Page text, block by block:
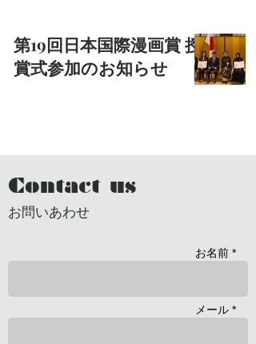
第19回日本国際漫画賞 授
賞式参加のお知らせ
Contact us
お問いあわせ
お名前 *
メール *